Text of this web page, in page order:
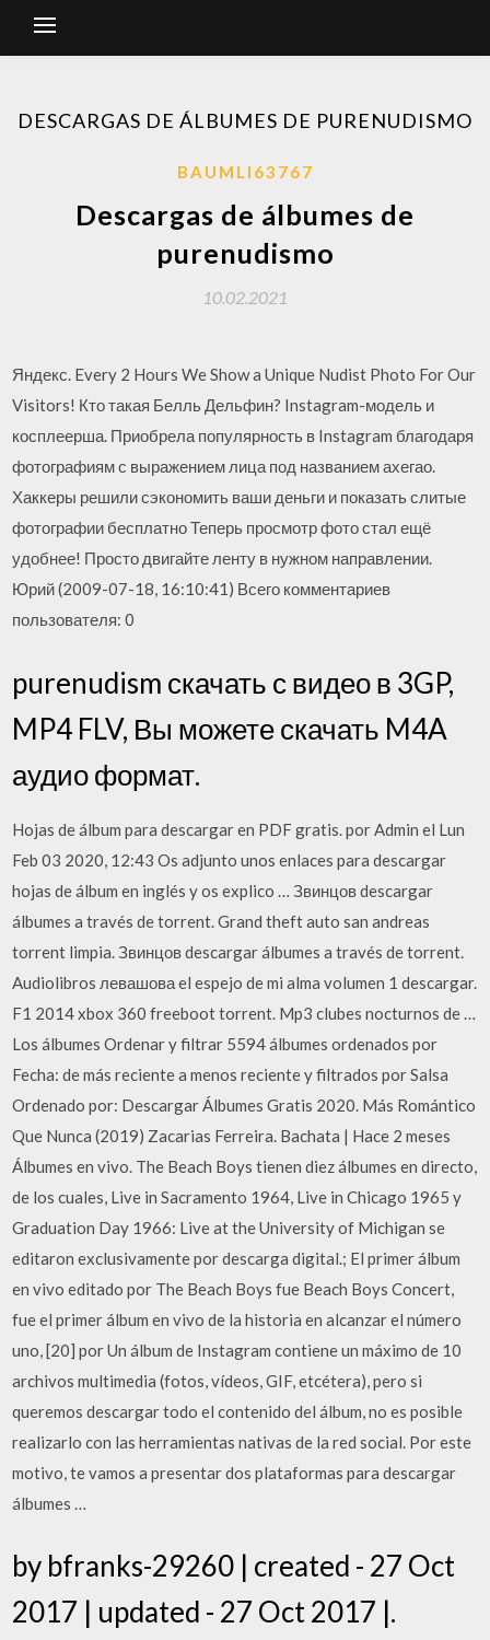
DESCARGAS DE ÁLBUMES DE PURENUDISMO
BAUMLI63767
Descargas de álbumes de
purenudismo
10.02.2021
Яндекс. Every 2 Hours We Show a Unique Nudist Photo For Our
Visitors! Кто такая Белль Дельфин? Instagram-модель и
косплеерша. Приобрела популярность в Instagram благодаря
фотографиям с выражением лица под названием ахегао.
Хаккеры решили сэкономить ваши деньги и показать слитые
фотографии бесплатно Теперь просмотр фото стал ещё
удобнее! Просто двигайте ленту в нужном направлении.
Юрий (2009-07-18, 16:10:41) Всего комментариев
пользователя: 0
purenudism скачать с видео в 3GP,
MP4 FLV, Вы можете скачать M4A
аудио формат.
Hojas de álbum para descargar en PDF gratis. por Admin el Lun
Feb 03 2020, 12:43 Os adjunto unos enlaces para descargar
hojas de álbum en inglés y os explico … Звинцов descargar
álbumes a través de torrent. Grand theft auto san andreas
torrent limpia. Звинцов descargar álbumes a través de torrent.
Audiolibros левашова el espejo de mi alma volumen 1 descargar.
F1 2014 xbox 360 freeboot torrent. Mp3 clubes nocturnos de …
Los álbumes Ordenar y filtrar 5594 álbumes ordenados por
Fecha: de más reciente a menos reciente y filtrados por Salsa
Ordenado por: Descargar Álbumes Gratis 2020. Más Romántico
Que Nunca (2019) Zacarias Ferreira. Bachata | Hace 2 meses
Álbumes en vivo. The Beach Boys tienen diez álbumes en directo,
de los cuales, Live in Sacramento 1964, Live in Chicago 1965 y
Graduation Day 1966: Live at the University of Michigan se
editaron exclusivamente por descarga digital.; El primer álbum
en vivo editado por The Beach Boys fue Beach Boys Concert,
fue el primer álbum en vivo de la historia en alcanzar el número
uno, [20] por Un álbum de Instagram contiene un máximo de 10
archivos multimedia (fotos, vídeos, GIF, etcétera), pero si
queremos descargar todo el contenido del álbum, no es posible
realizarlo con las herramientas nativas de la red social. Por este
motivo, te vamos a presentar dos plataformas para descargar
álbumes …
by bfranks-29260 | created - 27 Oct
2017 | updated - 27 Oct 2017 |.